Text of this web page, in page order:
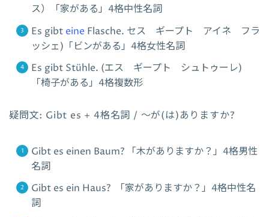
ス）「家がある」4格中性名詞
Es gibt eine Flasche. セス ギープト アイネ フラ
ッシェ)「ビンがある」4格女性名詞
Es gibt Stühle. (エス ギープト シュトゥーレ)
「椅子がある」4格複数形
疑問文: Gibt es + 4格名詞 / ～が(は)ありますか?
Gibt es einen Baum? 「木がありますか？」4格男性
名詞
Gibt es ein Haus? 「家がありますか？」4格中性名
詞